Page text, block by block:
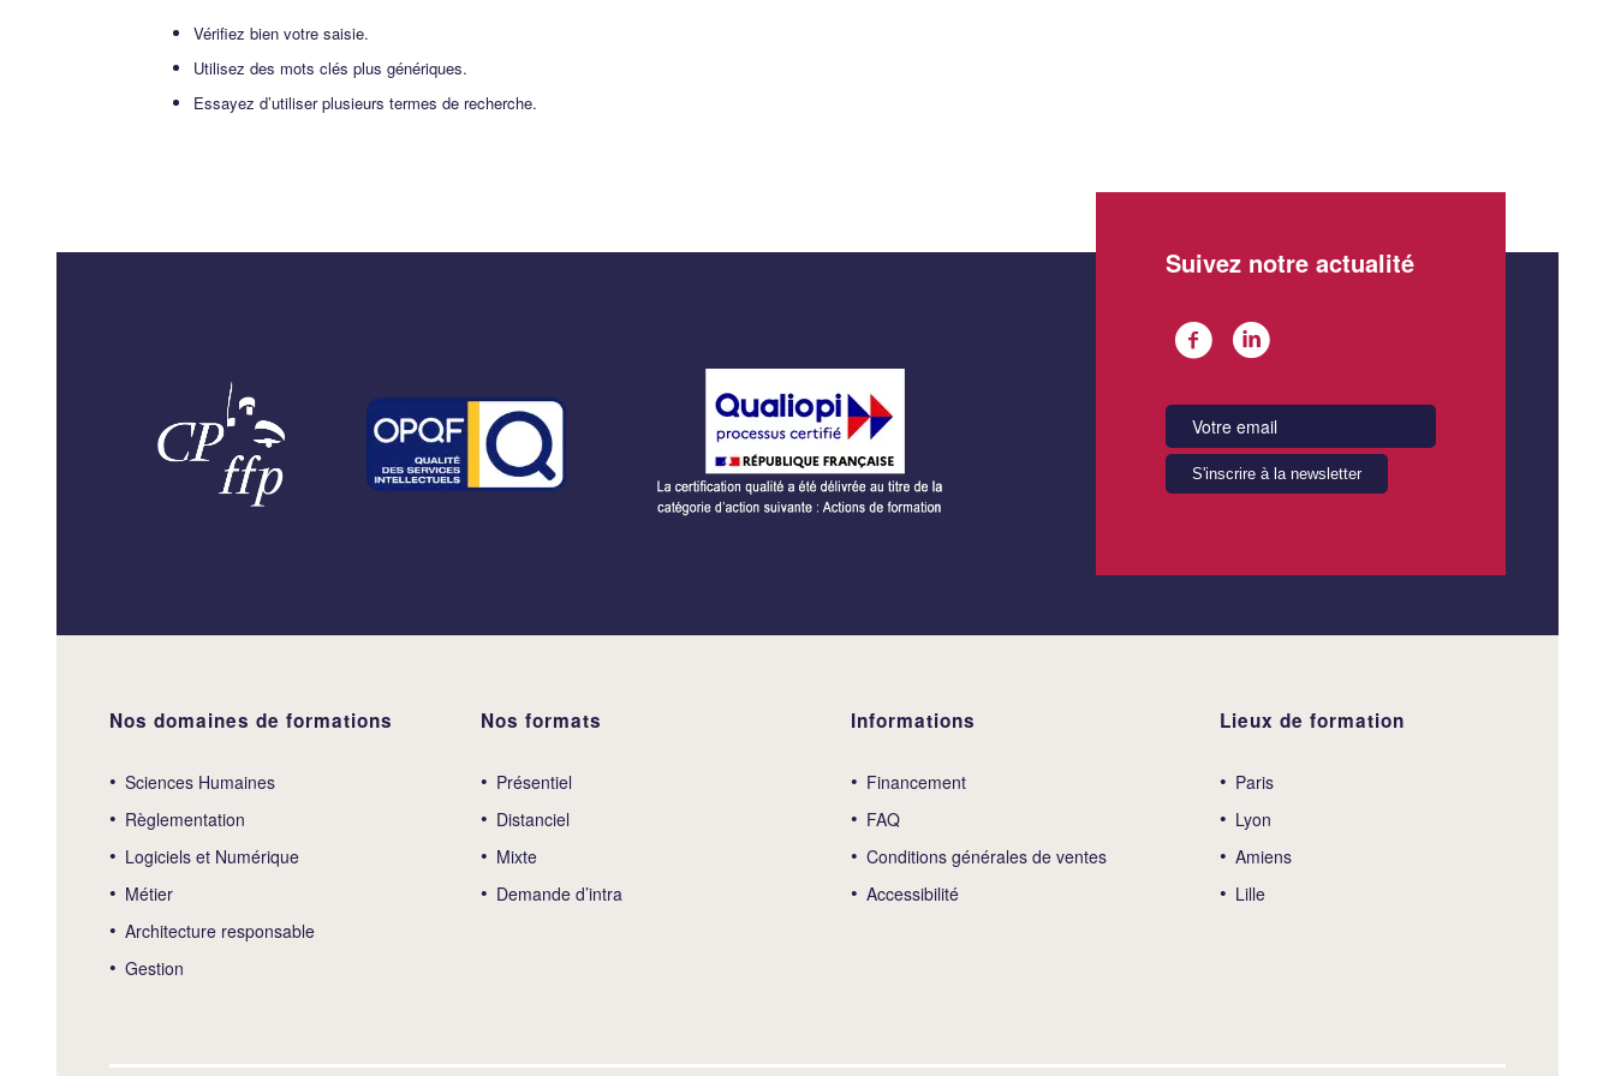
Vérifiez bien votre saisie.
Utilisez des mots clés plus génériques.
Essayez d’utiliser plusieurs termes de recherche.
Suivez notre actualité
Nos domaines de formations
Sciences Humaines
Règlementation
Logiciels et Numérique
Métier
Architecture responsable
Gestion
Nos formats
Présentiel
Distanciel
Mixte
Demande d’intra
Informations
Financement
FAQ
Conditions générales de ventes
Accessibilité
Lieux de formation
Paris
Lyon
Amiens
Lille